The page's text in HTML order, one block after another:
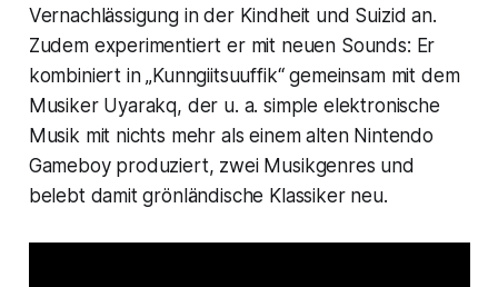
Vernachlässigung in der Kindheit und Suizid an.
Zudem experimentiert er mit neuen Sounds: Er
kombiniert in „Kunngiitsuuffik“ gemeinsam mit dem
Musiker Uyarakq, der u. a. simple elektronische
Musik mit nichts mehr als einem alten Nintendo
Gameboy produziert, zwei Musikgenres und
belebt damit grönländische Klassiker neu.